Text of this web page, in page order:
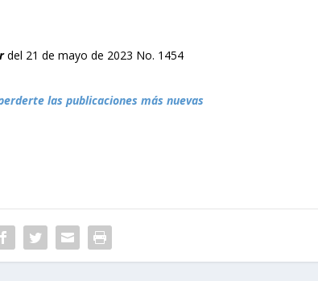
del 21 de mayo de 2023 No. 1454
las publicaciones más nuevas